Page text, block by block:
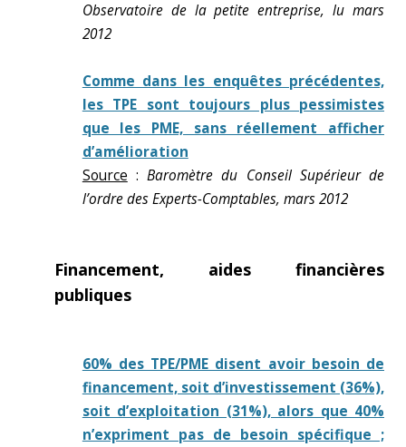
Observatoire de la petite entreprise, lu mars
2012
Comme dans les enquêtes précédentes,
les TPE sont toujours plus pessimistes
que les PME, sans réellement afficher
d’amélioration
Source :Baromètre du Conseil Supérieur de
l’ordre des Experts-Comptables, mars 2012
Financement, aides financières
publiques
60% des TPE/PME disent avoir besoin de
financement, soit d’investissement (36%),
soit d’exploitation (31%), alors que 40%
n’expriment pas de besoin spécifique ;